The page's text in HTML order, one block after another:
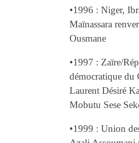
•1996 : Niger,
Maïnassara
Ousmane
•1997 : Zaïre/
démocratique du
Laurent Désiré
Mobutu Sese
•1999 : Union